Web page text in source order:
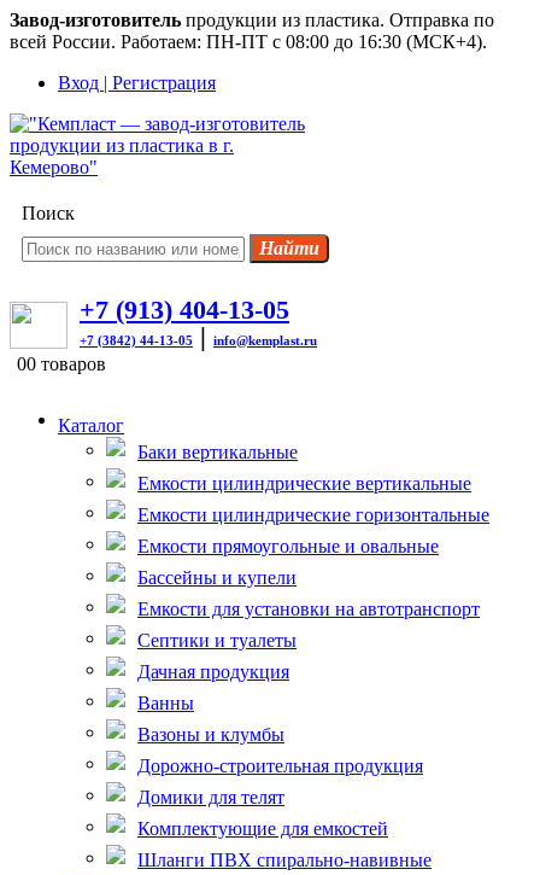
Завод-изготовитель продукции из пластика. Отправка по
всей России. Работаем: ПН-ПТ с 08:00 до 16:30 (МСК+4).
Вход | Регистрация
Поиск
+7 (913) 404-13-05
+7 (3842) 44-13-05 | info@kemplast.ru
00 товаров
Каталог
Баки вертикальные
Емкости цилиндрические вертикальные
Емкости цилиндрические горизонтальные
Емкости прямоугольные и овальные
Бассейны и купели
Емкости для установки на автотранспорт
Септики и туалеты
Дачная продукция
Ванны
Вазоны и клумбы
Дорожно-строительная продукция
Домики для телят
Комплектующие для емкостей
Шланги ПВХ спирально-навивные